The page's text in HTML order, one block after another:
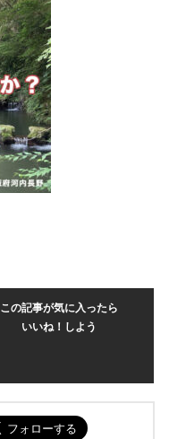
この記事が気に入ったら
いいね！しよう